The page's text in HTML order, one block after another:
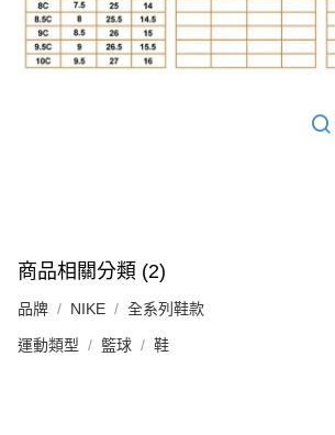
商品相關分類 (2)
品牌 NIKE 全系列鞋款
運動類型 籃球 鞋